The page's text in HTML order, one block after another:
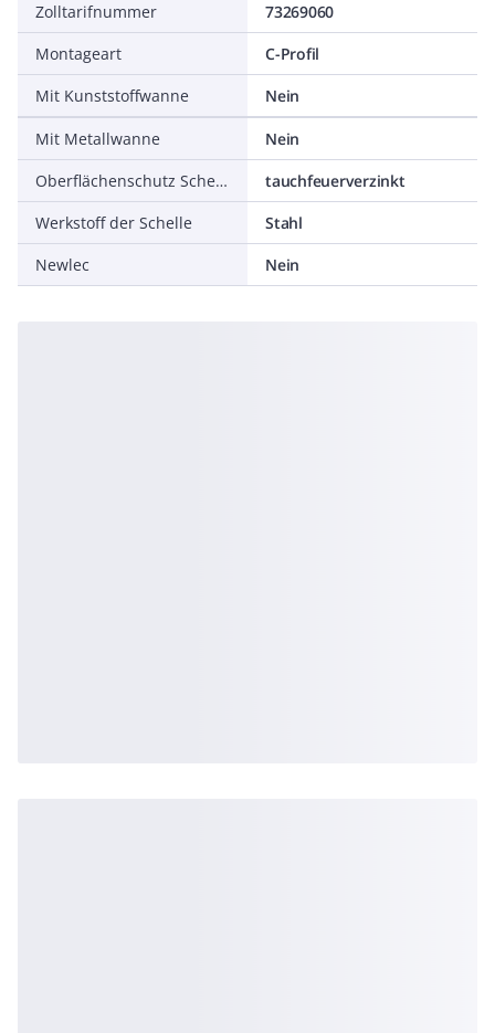
Zolltarifnummer
73269060
Montageart
C-Profil
Mit Kunststoffwanne
Nein
Mit Metallwanne
Nein
Oberflächenschutz Schelle
tauchfeuerverzinkt
Werkstoff der Schelle
Stahl
Newlec
Nein